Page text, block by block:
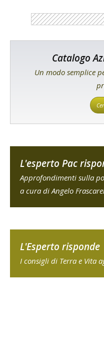
Catalogo
Un modo semplice
L'esperto Pac
Approfondimenti sulla
a cura di Angelo
L'Esperto risponde
I consigli di Terra e Vita